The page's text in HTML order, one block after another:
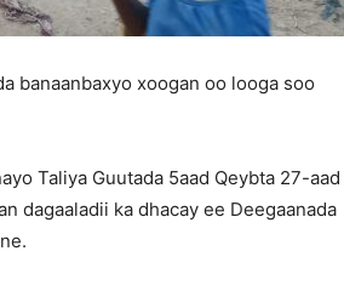
banaanbaxyo xoogan oo looga soo
Taliya Guutada 5aad Qeybta 27-aad
dagaaladii ka dhacay ee Deegaanada